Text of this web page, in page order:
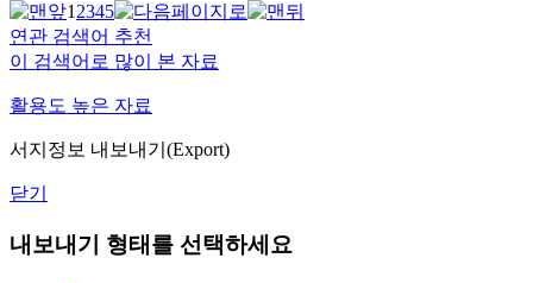
12345
연관 검색어 추천
이 검색어로 많이 본 자료
활용도 높은 자료
서지정보 내보내기(Export)
닫기
내보내기 형태를 선택하세요